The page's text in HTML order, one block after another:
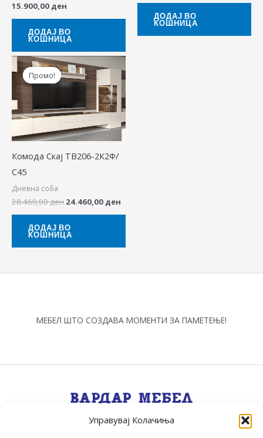
Управувај Колачиња
15.900,00 ден
ДОДАЈ ВО
КОШНИЦА
ДОДАЈ ВО
КОШНИЦА
Промо!
Промо!
Комода Скај ТВ206-2К2Ф/
С45
Дневна соба
28.460,00ден
Original
price
was:
28.460,00 ден.
24.460,00 ден
Current
price
is:
24.460,00 ден.
ДОДАЈ ВО
КОШНИЦА
МЕБЕЛ ШТО СОЗДАВА МОМЕНТИ ЗА ПАМЕТЕЊЕ!